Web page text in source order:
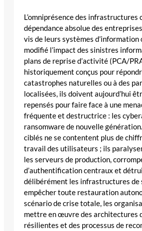
L’omniprésence des infrastructures
dépendance absolue des
vis de leurs systèmes
modifié l’impact des sinistres
plans de reprise d’activité (PCA/
historiquement conçus pour
catastrophes naturelles ou à des
localisées, ils doivent aujourd’hui
repensés pour faire face à une
fréquente et destructrice : les
ransomware de nouvelle
ciblés ne se contentent plus de
travail des utilisateurs ; ils
les serveurs de production,
d’authentification centraux et
délibérément les infrastructures de
empêcher toute restauration
scénario de crise totale, les
mettre en œuvre des architectures
résilientes et des processus de